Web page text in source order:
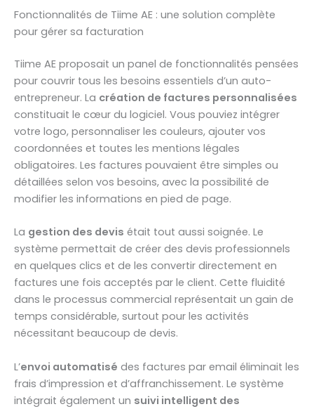
Fonctionnalités de Tiime AE : une solution complète
pour gérer sa facturation
Tiime AE proposait un panel de fonctionnalités pensées
pour couvrir tous les besoins essentiels d’un auto-
entrepreneur. La création de factures personnalisées
constituait le cœur du logiciel. Vous pouviez intégrer
votre logo, personnaliser les couleurs, ajouter vos
coordonnées et toutes les mentions légales
obligatoires. Les factures pouvaient être simples ou
détaillées selon vos besoins, avec la possibilité de
modifier les informations en pied de page.
La gestion des devis était tout aussi soignée. Le
système permettait de créer des devis professionnels
en quelques clics et de les convertir directement en
factures une fois acceptés par le client. Cette fluidité
dans le processus commercial représentait un gain de
temps considérable, surtout pour les activités
nécessitant beaucoup de devis.
L’envoi automatisé des factures par email éliminait les
frais d’impression et d’affranchissement. Le système
intégrait également un suivi intelligent des